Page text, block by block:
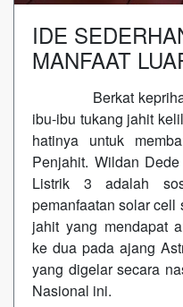
IDE
MANFAAT
Berkat
ibu-ibu tukang jahit
hatinya untuk
Penjahit. Wildan
Listrik 3 adalah
pemanfaatan solar cell
jahit yang mendapat
ke dua pada ajang
yang digelar secara
Nasional ini.